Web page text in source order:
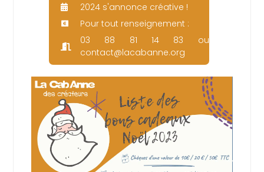
2024 s'annonce créative !
Pour tout renseignement :
03 88 81 14 83 ou
contact@lacabanne.org